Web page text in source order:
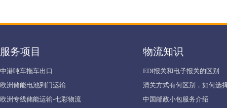
服务项目
中港吨车拖车出口
欧洲储能电池到门运输
欧洲专线储能运输-七彩物流
物流知识
EDI报关和电子报关的区别
清关方式有何区别，如何选
中国邮政小包服务介绍